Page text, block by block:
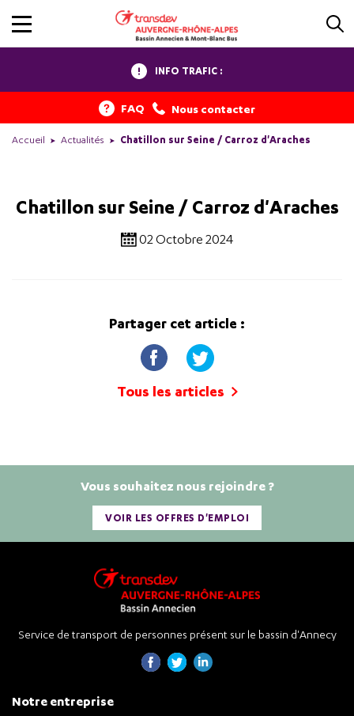
INFO TRAFIC :
FAQ Nous contacter
Accueil Actualités Chatillon sur Seine / Carroz d'Araches
Chatillon sur Seine / Carroz d'Araches
02 Octobre 2024
Partager cet article :
Tous les articles
Vous souhaitez nous rejoindre ?
VOIR LES OFFRES D'EMPLOI
Service de transport de personnes présent sur le bassin d'Annecy
Notre entreprise